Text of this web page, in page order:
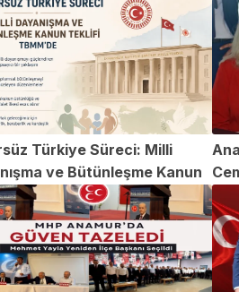
Türkiye Süreci: Milli
ve Bütünleşme Kanun
TBMM'de